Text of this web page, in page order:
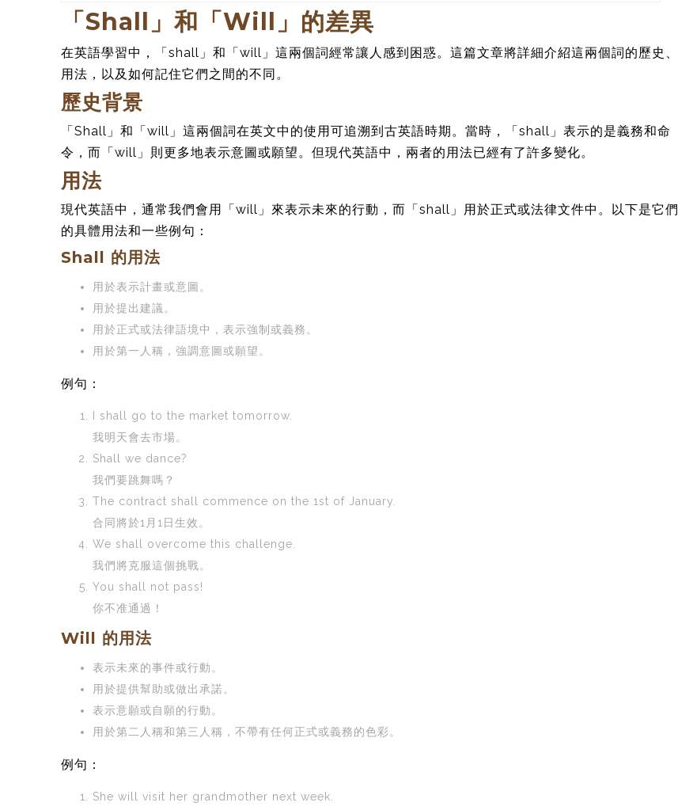
「Shall」和「Will」的差異
在英語學習中，「shall」和「will」這兩個詞經常讓人感到困惑。這篇文章將詳細介紹這兩個詞的歷史、
用法，以及如何記住它們之間的不同。
歷史背景
「Shall」和「will」這兩個詞在英文中的使用可追溯到古英語時期。當時，「shall」表示的是義務和命
令，而「will」則更多地表示意圖或願望。但現代英語中，兩者的用法已經有了許多變化。
用法
現代英語中，通常我們會用「will」來表示未來的行動，而「shall」用於正式或法律文件中。以下是它們
的具體用法和一些例句：
Shall 的用法
用於表示計畫或意圖。
用於提出建議。
用於正式或法律語境中，表示強制或義務。
用於第一人稱，強調意圖或願望。
例句：
I shall go to the market tomorrow.
我明天會去市場。
Shall we dance?
我們要跳舞嗎？
The contract shall commence on the 1st of January.
合同將於1月1日生效。
We shall overcome this challenge.
我們將克服這個挑戰。
You shall not pass!
你不准通過！
Will 的用法
表示未來的事件或行動。
用於提供幫助或做出承諾。
表示意願或自願的行動。
用於第二人稱和第三人稱，不帶有任何正式或義務的色彩。
例句：
She will visit her grandmother next week.